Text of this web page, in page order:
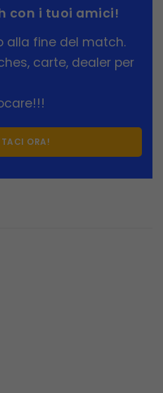
con i tuoi amici!
alla fine del match.
carte, dealer per
ORA!